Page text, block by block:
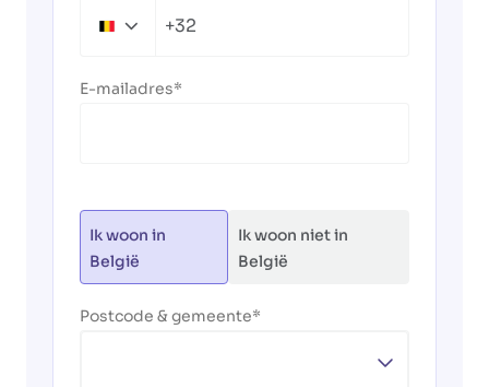
Belgium+32
E-mailadres
Ik woon in
België
Ik woon niet in
België
Postcode & gemeente